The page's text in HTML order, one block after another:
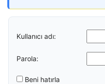
Kullanıcı adı:
Parola:
Beni hatırla